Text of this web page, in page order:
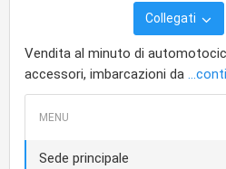
Collegati
Vendita al minuto di
accessori, imbarcazioni da
Sede principale